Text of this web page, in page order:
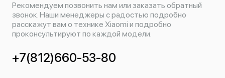
Рекомендуем позвонить нам или заказать обратный
звонок. Наши менеджеры с радостью подробно
расскажут вам о технике Xiaomi и подробно
проконсультируют по каждой модели.
+7(812)660-53-80